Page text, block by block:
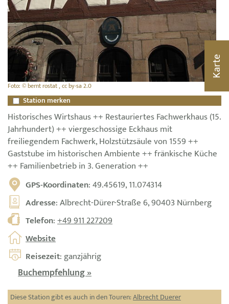
Foto: © bernt rostat , cc by-sa 2.0
Station merken
Historisches Wirtshaus ++ Restauriertes Fachwerkhaus (15.
Jahrhundert) ++ viergeschossige Eckhaus mit
freiliegendem Fachwerk, Holzstützsäule von 1559 ++
Gaststube im historischen Ambiente ++ fränkische Küche
++ Familienbetrieb in 3. Generation ++
GPS-Koordinaten: 49.45619, 11.074314
Adresse: Albrecht-Dürer-Straße 6, 90403 Nürnberg
Telefon:+49 911 227209
Website
Reisezeit: ganzjährig
Buchempfehlung »
Diese Station gibt es auch in den Touren:Albrecht Duerer
Karte